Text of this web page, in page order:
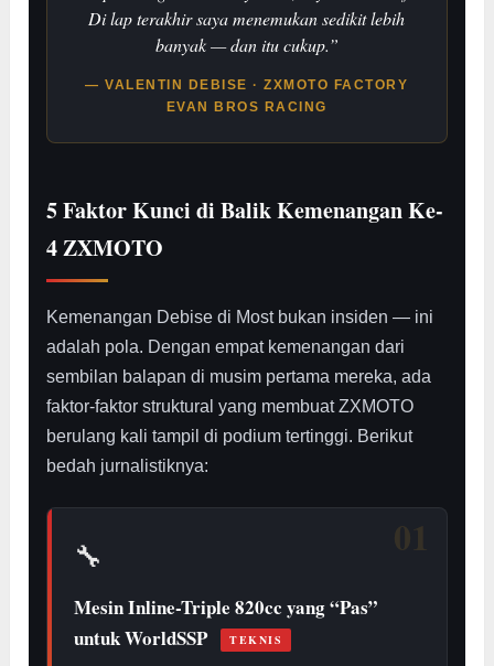
Di lap terakhir saya menemukan sedikit lebih
banyak — dan itu cukup.”
— VALENTIN DEBISE · ZXMOTO FACTORY
EVAN BROS RACING
5 Faktor Kunci di Balik Kemenangan Ke-
4 ZXMOTO
Kemenangan Debise di Most bukan insiden — ini
adalah pola. Dengan empat kemenangan dari
sembilan balapan di musim pertama mereka, ada
faktor-faktor struktural yang membuat ZXMOTO
berulang kali tampil di podium tertinggi. Berikut
bedah jurnalistiknya:
01
🔧
Mesin Inline-Triple 820cc yang “Pas”
untuk WorldSSP
TEKNIS